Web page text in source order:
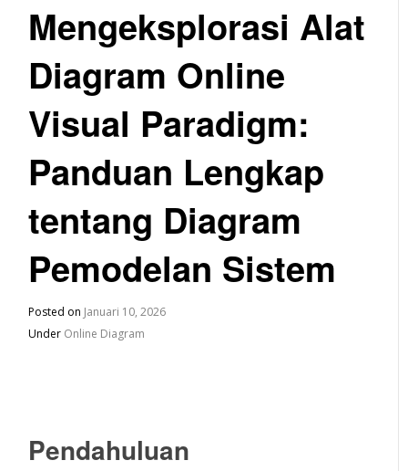
Mengeksplorasi Alat
Diagram Online
Visual Paradigm:
Panduan Lengkap
tentang Diagram
Pemodelan Sistem
Posted on Januari 10, 2026
Under Online Diagram
Pendahuluan